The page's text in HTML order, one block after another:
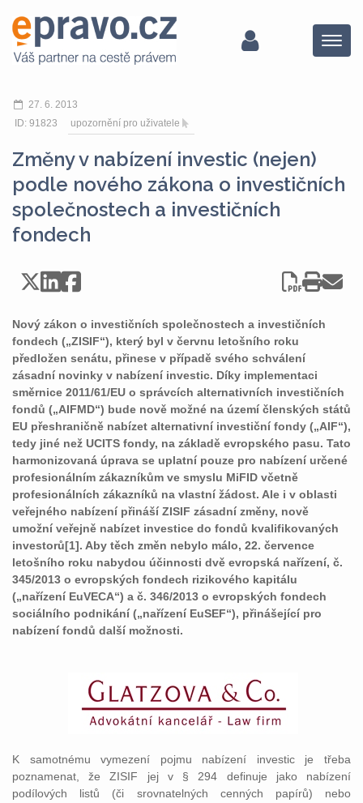
Menu
27. 6. 2013
ID: 91823
upozornění pro uživatele
Změny v nabízení investic (nejen)
podle nového zákona o investičních
společnostech a investičních
fondech
Nový zákon o investičních společnostech a investičních
fondech („ZISIF“), který byl v červnu letošního roku
předložen senátu, přinese v případě svého schválení
zásadní novinky v nabízení investic. Díky implementaci
směrnice 2011/61/EU o správcích alternativních investičních
fondů („AIFMD“) bude nově možné na území členských států
EU přeshraničně nabízet alternativní investiční fondy („AIF“),
tedy jiné než UCITS fondy, na základě evropského pasu. Tato
harmonizovaná úprava se uplatní pouze pro nabízení určené
profesionálním zákazníkům ve smyslu MiFID včetně
profesionálních zákazníků na vlastní žádost. Ale i v oblasti
veřejného nabízení přináší ZISIF zásadní změny, nově
umožní veřejně nabízet investice do fondů kvalifikovaných
investorů[1]. Aby těch změn nebylo málo, 22. července
letošního roku nabydou účinnosti dvě evropská nařízení, č.
345/2013 o evropských fondech rizikového kapitálu
(„nařízení EuVECA“) a č. 346/2013 o evropských fondech
sociálního podnikání („nařízení EuSEF“), přinášející pro
nabízení fondů další možnosti.
K samotnému vymezení pojmu nabízení investic je třeba
poznamenat, že ZISIF jej v § 294 definuje jako nabízení
podílových listů (či srovnatelných cenných papírů) nebo